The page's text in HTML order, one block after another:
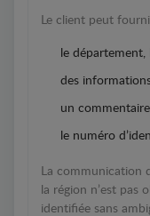
Le client peut
le
des
un
le numéro
La communication
la région n’est pas
identifiée sans